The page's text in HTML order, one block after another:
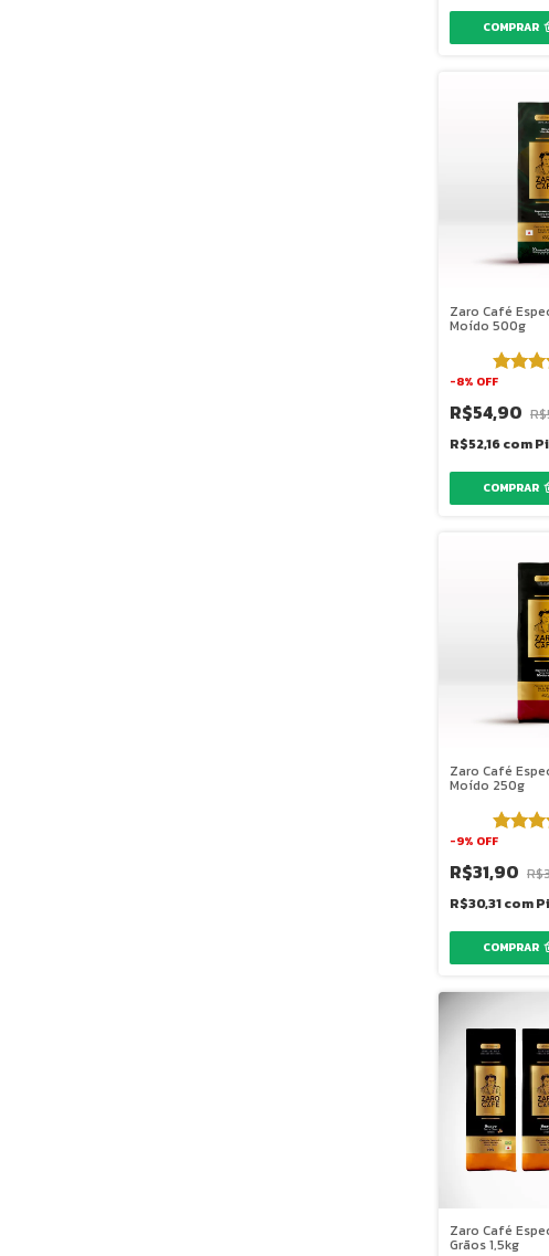
Zaro Café
Moído 500g
-8% OFF
R$54,90
R$52,16com
Zaro Café
Moído 250g
-9% OFF
R$31,90
R$30,31com
Zaro Café
Grãos 1,5kg